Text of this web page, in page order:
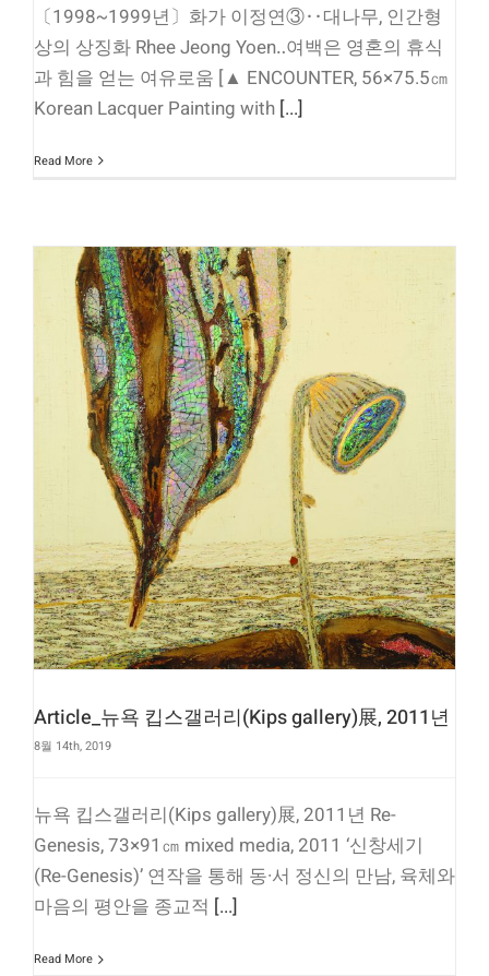
〔1998~1999년〕화가 이정연③‥대나무, 인간형
상의 상징화 Rhee Jeong Yoen‥여백은 영혼의 휴식
과 힘을 얻는 여유로움 [▲ ENCOUNTER, 56×75.5㎝
Korean Lacquer Painting with [...]
Read More
Article_뉴욕 킵스갤러리(Kips gallery)展, 2011년
8월 14th, 2019
뉴욕 킵스갤러리(Kips gallery)展, 2011년 Re-
Genesis, 73×91㎝ mixed media, 2011 ‘신창세기
(Re-Genesis)’ 연작을 통해 동·서 정신의 만남, 육체와
마음의 평안을 종교적 [...]
Read More